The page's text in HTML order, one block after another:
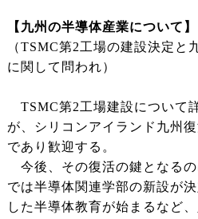
【九州の半導体産業について】
（TSMC第2工場の建設決定と
に関して問われ）
TSMC第2工場建設について
が、シリコンアイランド九州
であり歓迎する。
今後、その復活の鍵となる
では半導体関連学部の新設が
した半導体教育が始まるなど